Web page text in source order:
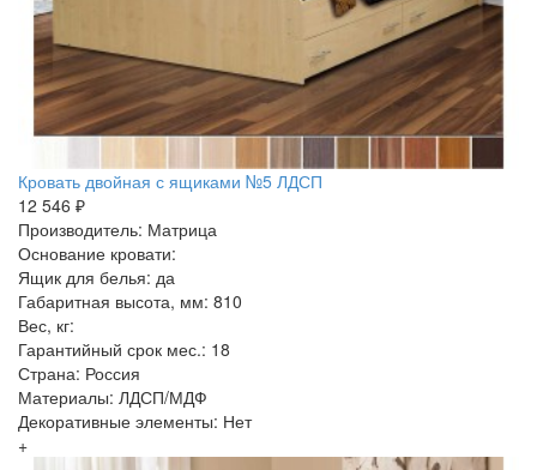
Кровать двойная с ящиками №5 ЛДСП
12 546 ₽
Производитель: Матрица
Основание кровати:
Ящик для белья: да
Габаритная высота, мм: 810
Вес, кг:
Гарантийный срок мес.: 18
Страна: Россия
Материалы: ЛДСП/МДФ
Декоративные элементы: Нет
+